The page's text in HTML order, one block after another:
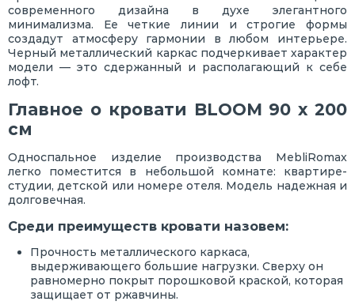
современного дизайна в духе элегантного
минимализма. Ее четкие линии и строгие формы
создадут атмосферу гармонии в любом интерьере.
Черный металлический каркас подчеркивает характер
модели — это сдержанный и располагающий к себе
лофт.
Главное о кровати BLOOM 90 х 200
см
Односпальное изделие производства MebliRomax
легко поместится в небольшой комнате: квартире-
студии, детской или номере отеля. Модель надежная и
долговечная.
Среди преимуществ кровати назовем:
Прочность металлического каркаса,
выдерживающего большие нагрузки. Сверху он
равномерно покрыт порошковой краской, которая
защищает от ржавчины.